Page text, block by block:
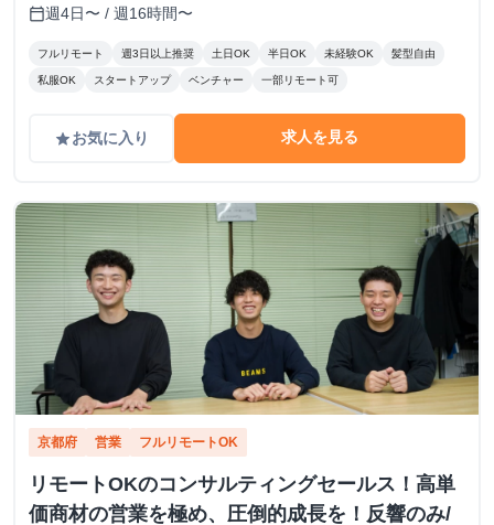
宅の場合は快適なPCとネット環境が必須※海外在住・留学
calendar_today週4日〜 / 週16時間〜
フルリモート 週3日以上推奨 土日OK 半日OK 未経験OK 髪型自由
私服OK スタートアップ ベンチャー 一部リモート可
gradeお気に入り 求人を見る
京都府 営業 フルリモートOK
リモートOKのコンサルティングセールス！高単
価商材の営業を極め、圧倒的成長を！反響のみ/